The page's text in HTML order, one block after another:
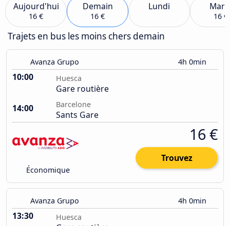
Aujourd'hui
16 €
Demain
16 €
Lundi
16 €
Trajets en bus les moins chers demain
Avanza Grupo 4h 0min
10:00 Huesca
Gare routière
14:00
Barcelone
Sants Gare
Économique
16 €
Trouvez
Avanza Grupo 4h 0min
13:30 Huesca